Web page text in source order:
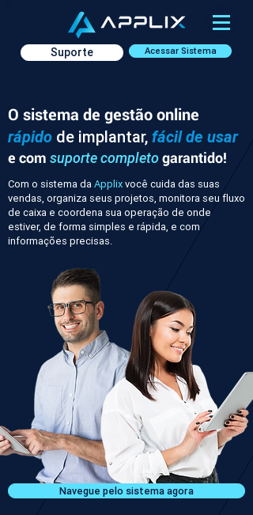
Acessar Sistema
Suporte
O sistema de gestão online
rápido de implantar, fácil de usar
e com suporte completogarantido!
Com o sistema daApplixvocê cuida das suas
vendas, organiza seus projetos, monitora seu fluxo
de caixa e coordena sua operação de onde
estiver, de forma simples e rápida, e com
informações precisas.
Navegue pelo sistema agora